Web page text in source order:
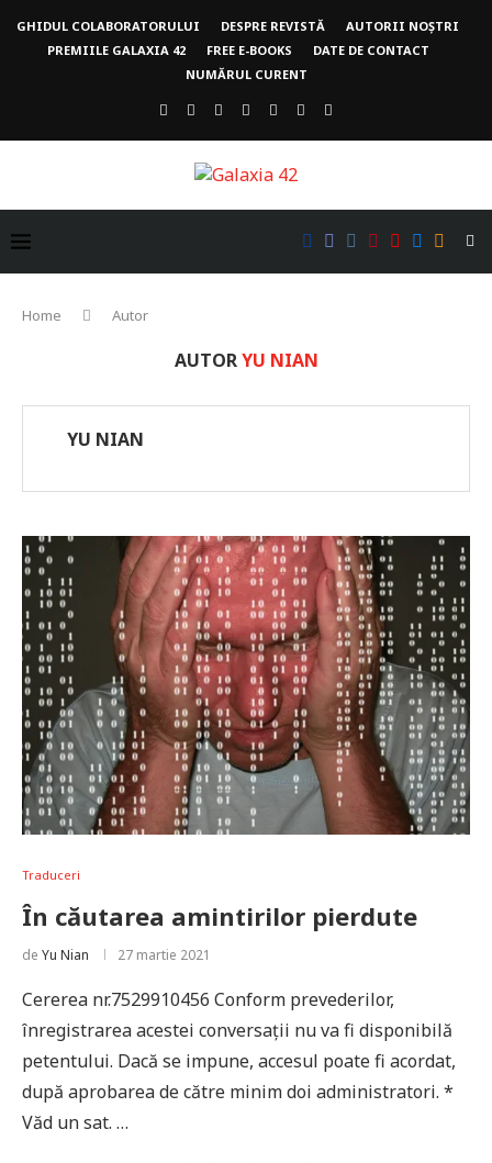
GHIDUL COLABORATORULUI DESPRE REVISTĂ
AUTORII NOȘTRI
PREMIILE GALAXIA 42
FREE E-BOOKS
DATE DE CONTACT
NUMĂRUL CURENT
Home Autor
AUTORYU NIAN
YU NIAN
Traduceri
În căutarea amintirilor pierdute
de Yu Nian 27 martie 2021
Cererea nr.7529910456 Conform prevederilor,
înregistrarea acestei conversații nu va fi disponibilă
petentului. Dacă se impune, accesul poate fi acordat,
după aprobarea de către minim doi administratori. *
Văd un sat. …